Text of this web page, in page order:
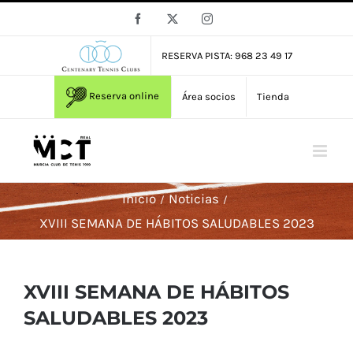
Facebook Instagram
RESERVA PISTA: 968 23 49 17
Reserva online Área socios Tienda
Inicio
Noticias
XVIII SEMANA DE HÁBITOS SALUDABLES 2023
XVIII SEMANA DE HÁBITOS
SALUDABLES 2023